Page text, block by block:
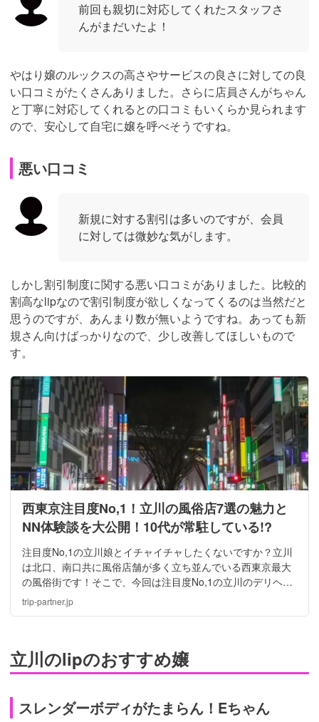
前回も親切に対応してくれたスタッフさ
んがまだいたよ！
やはり嬢のルックスの高さやサービスの良さに対しての良
い口コミがたくさんありました。さらに店員さんがちゃん
と丁寧に対応してくれるとの口コミもいくらか見られます
ので、安心して自宅に嬢を呼べそうですね。
悪い口コミ
新規に対する割引は多いのですが、会員
に対しては微妙な気がします。
しかし割引制度に関する悪い口コミがありました。比較的
割高なlipなので割引制度が欲しくなってくるのは当然だと
思うのですが、あんまり数が無いようですね。あっても新
規さん向けばっかりなので、少し改善してほしいもので
す。
西東京注目度No,1！立川の風俗店7選の魅力と
NN体験談を大公開！10代が常駐している!?
注目度No,1の立川娘とイチャイチャしたくないですか？立川
は北口、南口共に風俗店舗が多く立ち並んでいる西東京最大
の風俗街です！そこで、今回は注目度No,1の立川のデリヘ
ル、ピンサロ、ホテヘルの人気店舗を紹介すると共に、体験
談も一緒のご紹介致します。
trip-partner.jp
立川のlipのおすすめ嬢
スレンダーボディがたまらん！Eちゃん